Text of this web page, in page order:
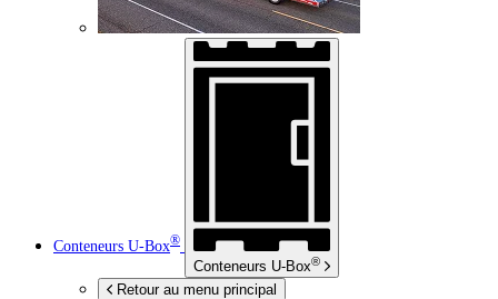
Conteneurs U-Box®
Conteneurs U-Box®
Retour au menu principal